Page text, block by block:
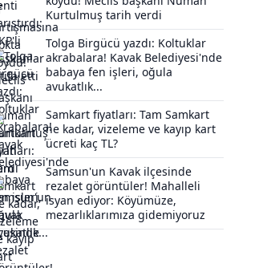
Kurtulmuş tarih verdi
Tolga Birgücü yazdı: Koltuklar
akrabalara! Kavak Belediyesi'nde
babaya fen işleri, oğula
avukatlık...
Samkart fiyatları: Tam Samkart
ne kadar, vizeleme ve kayıp kart
ücreti kaç TL?
Samsun'un Kavak ilçesinde
rezalet görüntüler! Mahalleli
isyan ediyor: Köyümüze,
mezarlıklarımıza gidemiyoruz